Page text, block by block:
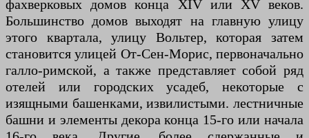
фахверковых домов конца XIV или XV веков.
Большинство домов выходят на главную улицу
этого квартала, улицу Вольтер, которая затем
становится улицей От-Сен-Морис, первоначально
галло-римской, а также представляет собой ряд
отелей или городских усадеб, некоторые с
изящными башенками, извилистыми. лестничные
башни и элементы декора конца 15-го или начала